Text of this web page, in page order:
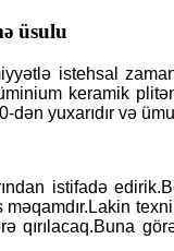
üsulu
istehsal
keramik
yuxarıdır və
istifadə